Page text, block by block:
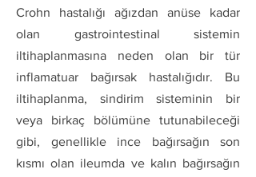
Crohn hastalığı ağızdan anüse kadar
olan gastrointestinal sistemin
iltihaplanmasına neden olan bir tür
inflamatuar bağırsak hastalığıdır. Bu
iltihaplanma, sindirim sisteminin bir
veya birkaç bölümüne tutunabileceği
gibi, genellikle ince bağırsağın son
kısmı olan ileumda ve kalın bağırsağın